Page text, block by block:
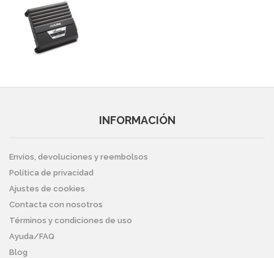
INFORMACIÓN
Envíos, devoluciones y reembolsos
Política de privacidad
Ajustes de cookies
Contacta con nosotros
Términos y condiciones de uso
Ayuda/FAQ
Blog